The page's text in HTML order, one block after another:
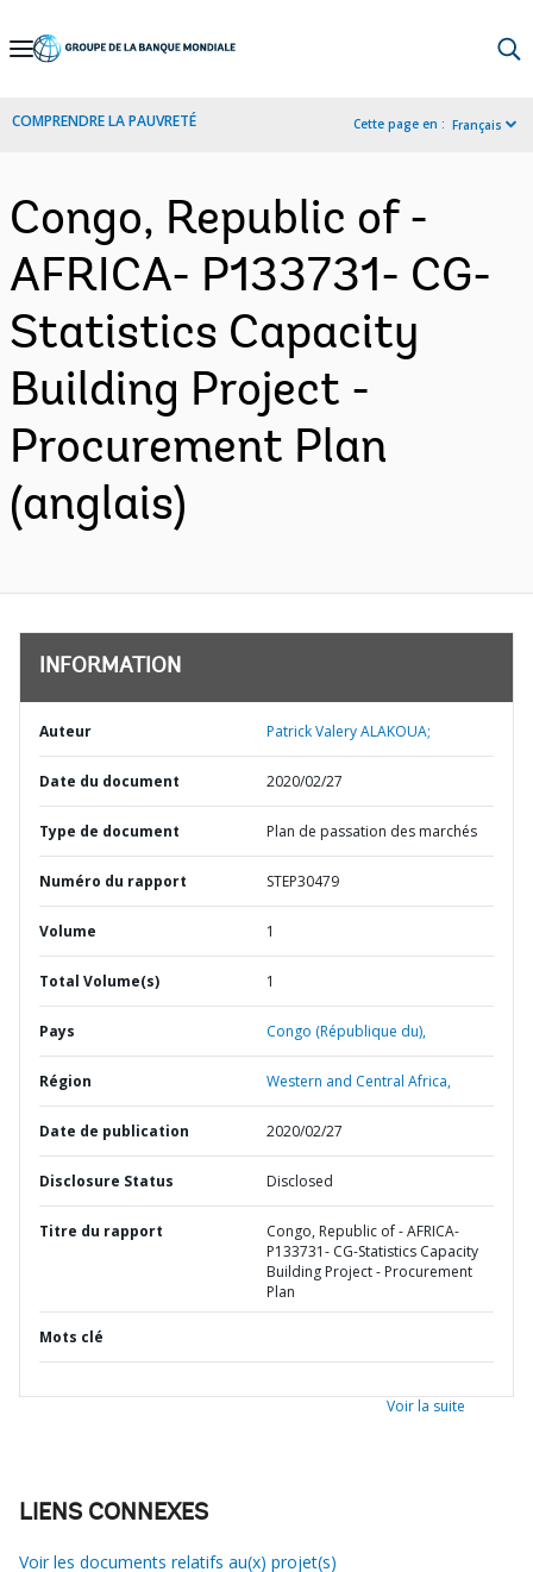
Skip
Navigation
COMPRENDRE LA PAUVRETÉ Cette page en : Français
Congo, Republic of -
AFRICA- P133731- CG-
Statistics Capacity
Building Project -
Procurement Plan
(anglais)
INFORMATION
Auteur Patrick Valery ALAKOUA;
Date du document 2020/02/27
Type de document Plan de passation des marchés
Numéro du rapport STEP30479
Volume 1
Total Volume(s) 1
Pays Congo (République du),
Région Western and Central Africa,
Date de publication 2020/02/27
Disclosure Status Disclosed
Titre du rapport
Congo, Republic of - AFRICA-
P133731- CG-Statistics Capacity
Building Project - Procurement
Plan
Mots clé
Voir la suite
LIENS CONNEXES
Voir les documents relatifs au(x) projet(s)